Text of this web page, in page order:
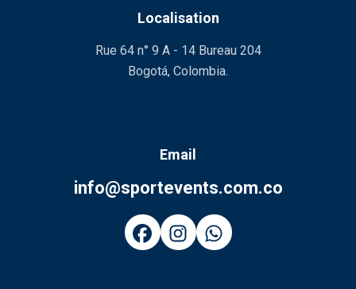
Localisation
Rue 64 n° 9 A - 14 Bureau 204
Bogotá, Colombia.
Email
info@sportevents.com.co